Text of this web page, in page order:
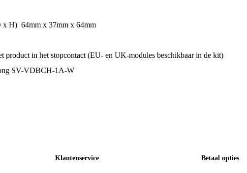
H) 64mm x 37mm x 64mm
product in het stopcontact (EU- en UK-modules beschikbaar in de kit)
SV-VDBCH-1A-W
Klantenservice Betaal opties